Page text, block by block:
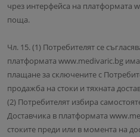
чрез интерфейса на платформата
поща.
Чл. 15. (1) Потребителят се
платформата www.medivaric.bg
плащане за сключените с
продажба на стоки и тяхната
(2) Потребителят избира
Доставчика в платформата
стоките преди или в момента на